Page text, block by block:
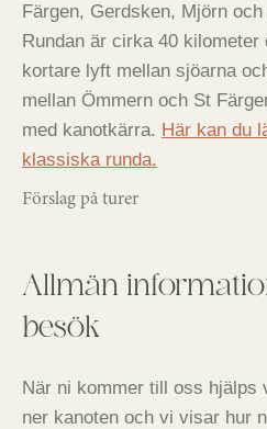
Färgen, Gerdsken, Mjörn
Rundan är cirka 40 kilometer
kortare lyft mellan sjöarna
mellan Ömmern och St
med kanotkärra. Här kan du
klassiska runda.
Förslag på turer
Allmän
besök
När ni kommer till oss
ner kanoten och vi visar hur